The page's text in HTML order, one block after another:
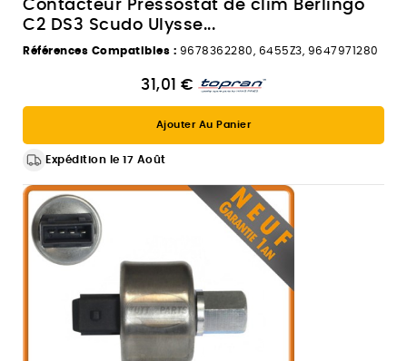
Contacteur Pressostat de clim Berlingo
C2 DS3 Scudo Ulysse...
Références Compatibles : 9678362280, 6455Z3, 9647971280
31,01 €
Ajouter Au Panier
Expédition le 17 Août